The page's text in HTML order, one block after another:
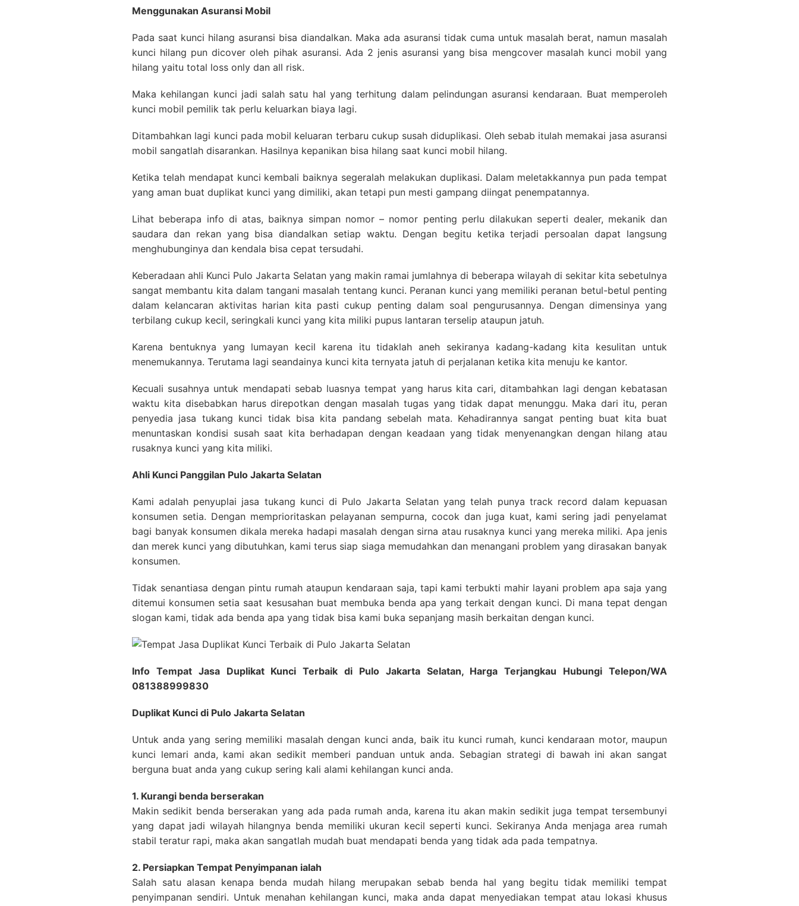
Menggunakan Asuransi Mobil
Pada saat kunci hilang asuransi bisa diandalkan. Maka ada asuransi tidak cuma untuk masalah berat, namun masalah
kunci hilang pun dicover oleh pihak asuransi. Ada 2 jenis asuransi yang bisa mengcover masalah kunci mobil yang
hilang yaitu total loss only dan all risk.
Maka kehilangan kunci jadi salah satu hal yang terhitung dalam pelindungan asuransi kendaraan. Buat memperoleh
kunci mobil pemilik tak perlu keluarkan biaya lagi.
Ditambahkan lagi kunci pada mobil keluaran terbaru cukup susah diduplikasi. Oleh sebab itulah memakai jasa asuransi
mobil sangatlah disarankan. Hasilnya kepanikan bisa hilang saat kunci mobil hilang.
Ketika telah mendapat kunci kembali baiknya segeralah melakukan duplikasi. Dalam meletakkannya pun pada tempat
yang aman buat duplikat kunci yang dimiliki, akan tetapi pun mesti gampang diingat penempatannya.
Lihat beberapa info di atas, baiknya simpan nomor – nomor penting perlu dilakukan seperti dealer, mekanik dan
saudara dan rekan yang bisa diandalkan setiap waktu. Dengan begitu ketika terjadi persoalan dapat langsung
menghubunginya dan kendala bisa cepat tersudahi.
Keberadaan ahli Kunci Pulo Jakarta Selatan yang makin ramai jumlahnya di beberapa wilayah di sekitar kita sebetulnya
sangat membantu kita dalam tangani masalah tentang kunci. Peranan kunci yang memiliki peranan betul-betul penting
dalam kelancaran aktivitas harian kita pasti cukup penting dalam soal pengurusannya. Dengan dimensinya yang
terbilang cukup kecil, seringkali kunci yang kita miliki pupus lantaran terselip ataupun jatuh.
Karena bentuknya yang lumayan kecil karena itu tidaklah aneh sekiranya kadang-kadang kita kesulitan untuk
menemukannya. Terutama lagi seandainya kunci kita ternyata jatuh di perjalanan ketika kita menuju ke kantor.
Kecuali susahnya untuk mendapati sebab luasnya tempat yang harus kita cari, ditambahkan lagi dengan kebatasan
waktu kita disebabkan harus direpotkan dengan masalah tugas yang tidak dapat menunggu. Maka dari itu, peran
penyedia jasa tukang kunci tidak bisa kita pandang sebelah mata. Kehadirannya sangat penting buat kita buat
menuntaskan kondisi susah saat kita berhadapan dengan keadaan yang tidak menyenangkan dengan hilang atau
rusaknya kunci yang kita miliki.
Ahli Kunci Panggilan Pulo Jakarta Selatan
Kami adalah penyuplai jasa tukang kunci di Pulo Jakarta Selatan yang telah punya track record dalam kepuasan
konsumen setia. Dengan memprioritaskan pelayanan sempurna, cocok dan juga kuat, kami sering jadi penyelamat
bagi banyak konsumen dikala mereka hadapi masalah dengan sirna atau rusaknya kunci yang mereka miliki. Apa jenis
dan merek kunci yang dibutuhkan, kami terus siap siaga memudahkan dan menangani problem yang dirasakan banyak
konsumen.
Tidak senantiasa dengan pintu rumah ataupun kendaraan saja, tapi kami terbukti mahir layani problem apa saja yang
ditemui konsumen setia saat kesusahan buat membuka benda apa yang terkait dengan kunci. Di mana tepat dengan
slogan kami, tidak ada benda apa yang tidak bisa kami buka sepanjang masih berkaitan dengan kunci.
Info Tempat Jasa Duplikat Kunci Terbaik di Pulo Jakarta Selatan, Harga Terjangkau Hubungi Telepon/WA
081388999830
Duplikat Kunci di Pulo Jakarta Selatan
Untuk anda yang sering memiliki masalah dengan kunci anda, baik itu kunci rumah, kunci kendaraan motor, maupun
kunci lemari anda, kami akan sedikit memberi panduan untuk anda. Sebagian strategi di bawah ini akan sangat
berguna buat anda yang cukup sering kali alami kehilangan kunci anda.
1. Kurangi benda berserakan
Makin sedikit benda berserakan yang ada pada rumah anda, karena itu akan makin sedikit juga tempat tersembunyi
yang dapat jadi wilayah hilangnya benda memiliki ukuran kecil seperti kunci. Sekiranya Anda menjaga area rumah
stabil teratur rapi, maka akan sangatlah mudah buat mendapati benda yang tidak ada pada tempatnya.
2. Persiapkan Tempat Penyimpanan ialah
Salah satu alasan kenapa benda mudah hilang merupakan sebab benda hal yang begitu tidak memiliki tempat
penyimpanan sendiri. Untuk menahan kehilangan kunci, maka anda dapat menyediakan tempat atau lokasi khusus